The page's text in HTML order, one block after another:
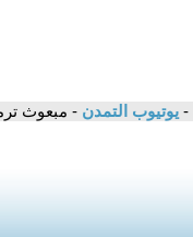
- يوتيوب التمدن - مبعوث